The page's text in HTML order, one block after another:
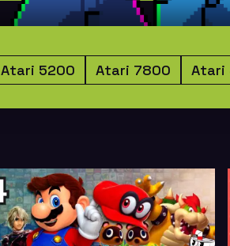
Atari 5200 Atari 7800 Atari